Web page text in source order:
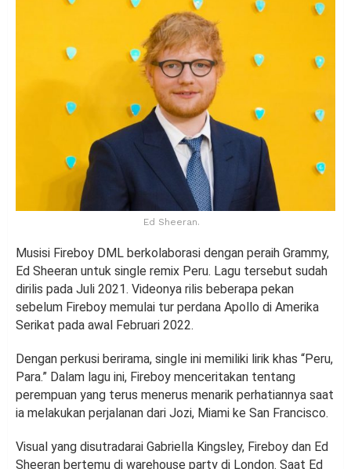
Ed Sheeran.
Musisi Fireboy DML berkolaborasi dengan peraih Grammy,
Ed Sheeran untuk single remix Peru. Lagu tersebut sudah
dirilis pada Juli 2021. Videonya rilis beberapa pekan
sebelum Fireboy memulai tur perdana Apollo di Amerika
Serikat pada awal Februari 2022.
Dengan perkusi berirama, single ini memiliki lirik khas “Peru,
Para.” Dalam lagu ini, Fireboy menceritakan tentang
perempuan yang terus menerus menarik perhatiannya saat
ia melakukan perjalanan dari Jozi, Miami ke San Francisco.
Visual yang disutradarai Gabriella Kingsley, Fireboy dan Ed
Sheeran bertemu di warehouse party di London. Saat Ed